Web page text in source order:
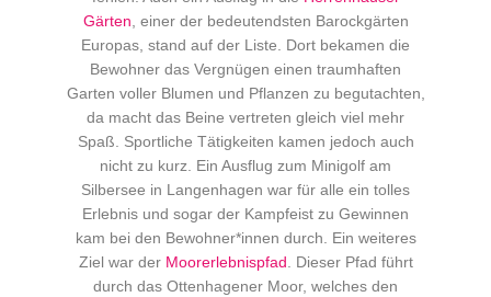
Gärten , einer der bedeutendsten Barockgärten
Europas, stand auf der Liste. Dort bekamen die
Bewohner das Vergnügen einen traumhaften
Garten voller Blumen und Pflanzen zu begutachten,
da macht das Beine vertreten gleich viel mehr
Spaß. Sportliche Tätigkeiten kamen jedoch auch
nicht zu kurz. Ein Ausflug zum Minigolf am
Silbersee in Langenhagen war für alle ein tolles
Erlebnis und sogar der Kampfeist zu Gewinnen
kam bei den Bewohner*innen durch. Ein weiteres
Ziel war der Moorerlebnispfad . Dieser Pfad führt
durch das Ottenhagener Moor, welches den